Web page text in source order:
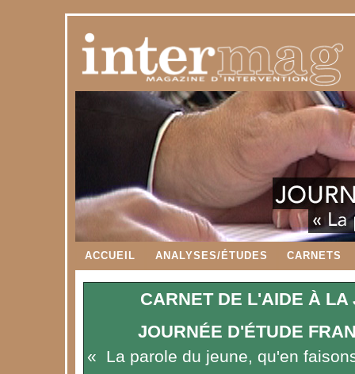
ACCUEIL ANALYSES/ÉTUDES CARNETS
CARNET DE L'AIDE À LA
JOURNÉE D'ÉTUDE
« La parole du jeune, qu'en